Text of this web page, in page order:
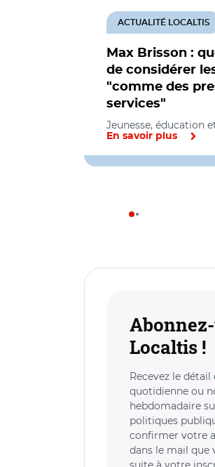
Max Brisson :
de considérer
"comme des
services"
ACTUALITÉ LOCALTIS
Jeunesse, éducation
En savoir plus
Localtis !
Recevez le
quotidienne ou
hebdomadaire
politiques
confirmer votre
dans le mail que